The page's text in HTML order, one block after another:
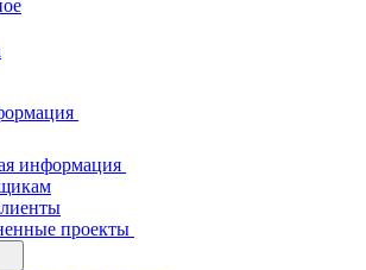
информация
проекты